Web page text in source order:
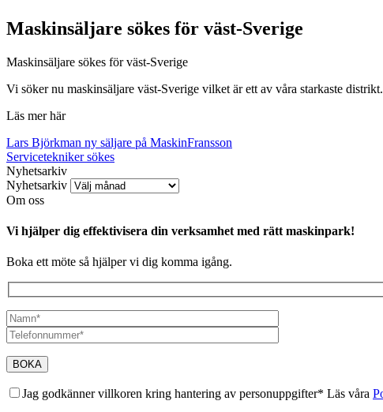
Maskinsäljare sökes för väst-Sverige
Maskinsäljare sökes för väst-Sverige
Vi söker nu maskinsäljare väst-Sverige vilket är ett av våra starkaste distrikt.
Läs mer här
Lars Björkman ny säljare på MaskinFransson
Servicetekniker sökes
Nyhetsarkiv
Nyhetsarkiv
Om oss
Vi hjälper dig effektivisera din verksamhet med rätt maskinpark!
Boka ett möte så hjälper vi dig komma igång.
Jag godkänner villkoren kring hantering av personuppgifter* Läs våra